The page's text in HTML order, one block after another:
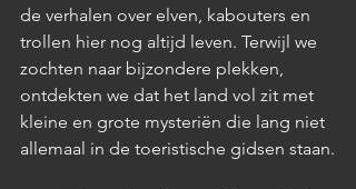
de verhalen over elven, kabouters en
trollen hier nog altijd leven. Terwijl we
zochten naar bijzondere plekken,
ontdekten we dat het land vol zit met
kleine en grote mysteriën die lang niet
allemaal in de toeristische gidsen staan.